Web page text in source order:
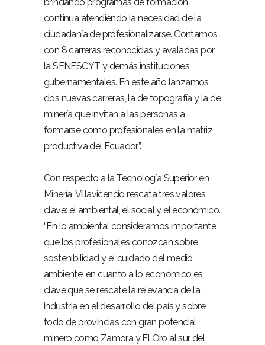
continua atendiendo la necesidad de la
ciudadanía de profesionalizarse. Contamos
con 8 carreras reconocidas y avaladas por
la SENESCYT y demás instituciones
gubernamentales. En este año lanzamos
dos nuevas carreras, la de topografía y la de
minería que invitan a las personas a
formarse como profesionales en la matriz
productiva del Ecuador”.
Con respecto a la Tecnología Superior en
Minería, Villavicencio rescata tres valores
clave: el ambiental, el social y el económico.
“En lo ambiental consideramos importante
que los profesionales conozcan sobre
sostenibilidad y el cuidado del medio
ambiente; en cuanto a lo económico es
clave que se rescate la relevancia de la
industria en el desarrollo del país y sobre
todo de provincias con gran potencial
minero como Zamora y El Oro al sur del